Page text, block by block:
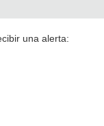
una alerta: